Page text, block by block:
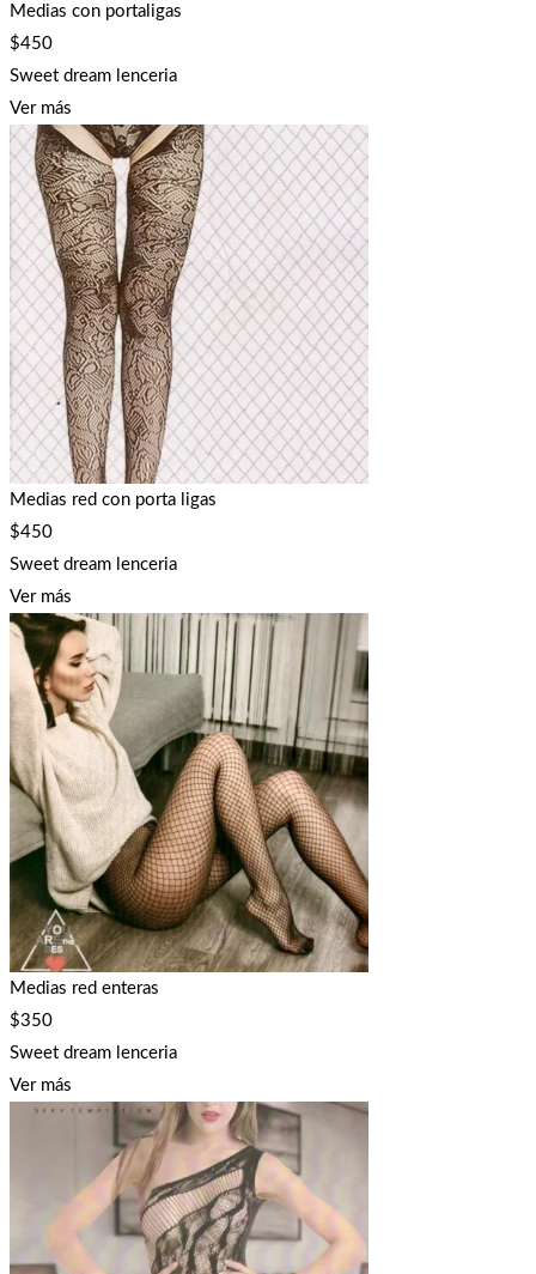
Medias con portaligas
$450
Sweet dream lenceria
Ver más
Medias red con porta ligas
$450
Sweet dream lenceria
Ver más
Medias red enteras
$350
Sweet dream lenceria
Ver más